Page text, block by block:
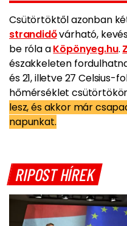
Csütörtöktől azonban
strandidővárható,
be róla aKöpönyeg.hu.
északkeleten
és 21, illetve 27 Celsius-
hőmérséklet
lesz, és akkor már
napunkat.
RIPOST HÍREK